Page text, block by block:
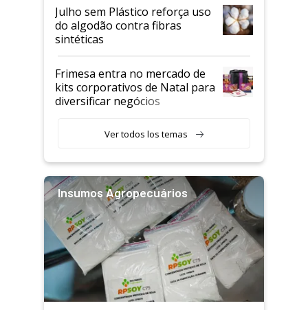
Julho sem Plástico reforça uso
do algodão contra fibras
sintéticas
Frimesa entra no mercado de
kits corporativos de Natal para
diversificar negócios
Ver todos los temas
Insumos Agropecuários